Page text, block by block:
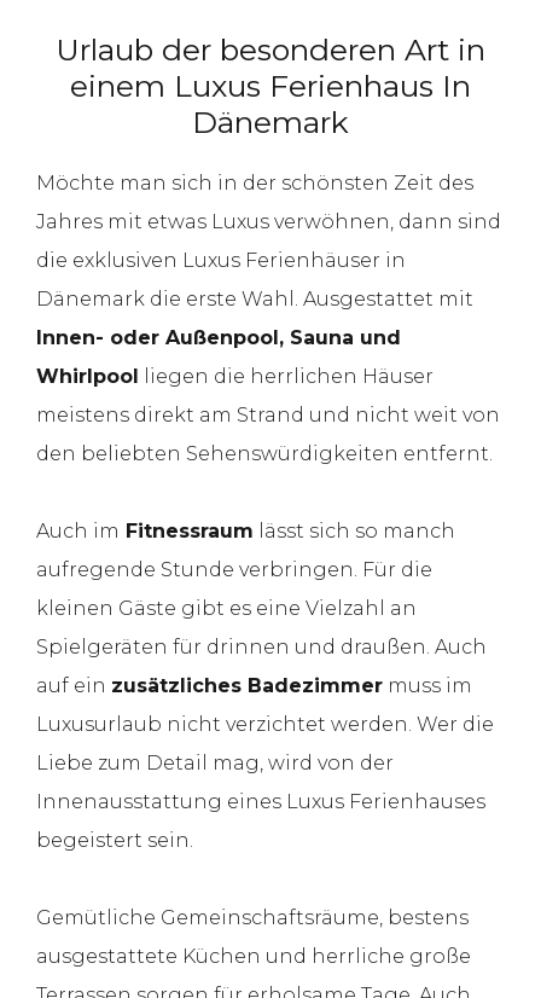
Urlaub der besonderen Art in
einem Luxus Ferienhaus In
Dänemark
Möchte man sich in der schönsten Zeit des
Jahres mit etwas Luxus verwöhnen, dann sind
die exklusiven Luxus Ferienhäuser in
Dänemark die erste Wahl. Ausgestattet mit
Innen- oder Außenpool, Sauna und
Whirlpool liegen die herrlichen Häuser
meistens direkt am Strand und nicht weit von
den beliebten Sehenswürdigkeiten entfernt.
Auch im Fitnessraum lässt sich so manch
aufregende Stunde verbringen. Für die
kleinen Gäste gibt es eine Vielzahl an
Spielgeräten für drinnen und draußen. Auch
auf ein zusätzliches Badezimmer muss im
Luxusurlaub nicht verzichtet werden. Wer die
Liebe zum Detail mag, wird von der
Innenausstattung eines Luxus Ferienhauses
begeistert sein.
Gemütliche Gemeinschaftsräume, bestens
ausgestattete Küchen und herrliche große